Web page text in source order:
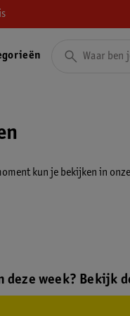
kun je bekijken in
deze week? Bekijk